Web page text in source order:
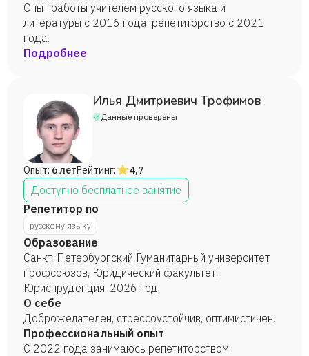
Опыт работы учителем русского языка и
литературы с 2016 года, репетиторство с 2021
года.
Подробнее
Илья Дмитриевич Трофимов
Данные проверены
Опыт: 6 летРейтинг: 4,7
Доступно бесплатное занятие
Репетитор по
русскому языку
Образование
Санкт-Петербургский Гуманитарный университет
профсоюзов, Юридический факультет,
Юриспруденция, 2026 год.
О себе
Доброжелателен, стрессоустойчив, оптимистичен.
Профессиональный опыт
С 2022 года занимаюсь репетиторством.